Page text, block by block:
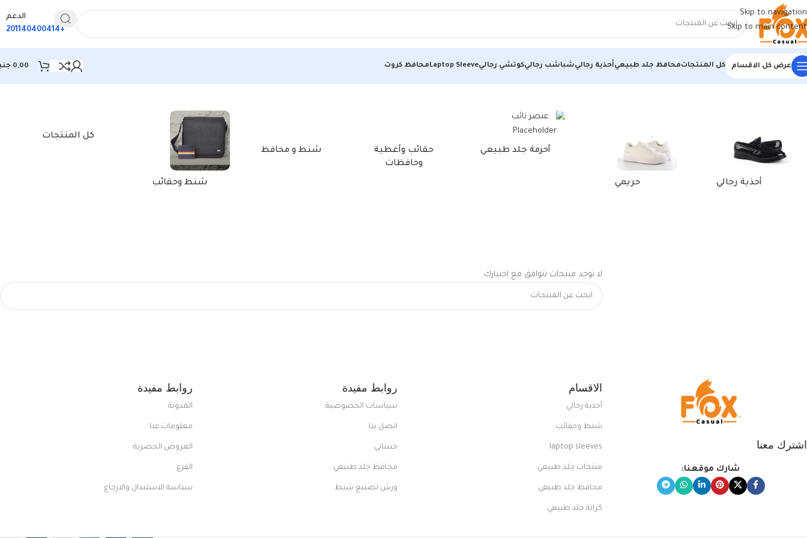
Skip to navigation
Skip to main content
الدعم
+201140400414
عرض كل الاقسام كل المنتجاتمحافظ جلد طبيعيأحذية رجاليشباشب رجاليكوتشي رجاليLaptop Sleeveمحافظ كروت 0,00
الرئيسية/منتجات تحت الوسم “محفظة صغيرة بالكروشية”
أحذية رجالي حريمي
أحزمة جلد طبيعي
حقائب وأغطية
وحافظات
شنط و محافظ
شنط وحقائب
كل المنتجات
لا توجد منتجات تتوافق مع اختيارك.
اشترك معنا
شارك موقعنا:
الاقسام
أحذية رجالي
شنط وحقائب
laptop sleeves
منتجات جلد طبيعي
محافظ جلد طبيعي
كراتة جلد طبيعي
روابط مفيدة
سياسات الخصوصية
اتصل بنا
حسابي
محافظ جلد طبيعي
ورش تصنيع شنط
روابط مفيدة
المدونة
معلومات عنا
العروض الحصرية
الفرع
سياسة الاستبدال والارجاع